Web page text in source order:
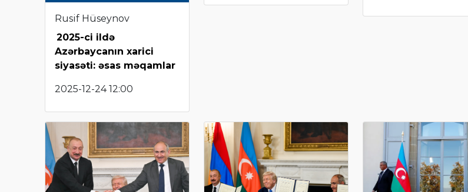
Rusif Hüseynov
2025-ci ildə
Azərbaycanın xarici
siyasəti: əsas məqamlar
2025-12-24 12:00